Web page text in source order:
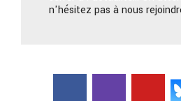
n'hésitez pas à nous